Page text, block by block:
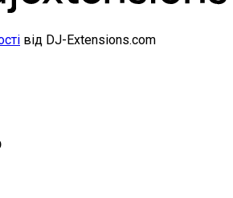
від DJ-Extensions.com